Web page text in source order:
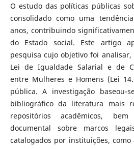
O estudo das políticas públicas
consolidado como uma
anos, contribuindo
do Estado social. Este artigo
pesquisa cujo objetivo foi
Lei de Igualdade Salarial e de
entre Mulheres e Homens (Lei
pública. A investigação baseou-
bibliográfico da literatura mais
repositórios acadêmicos,
documental sobre marcos
catalogados por instituições,